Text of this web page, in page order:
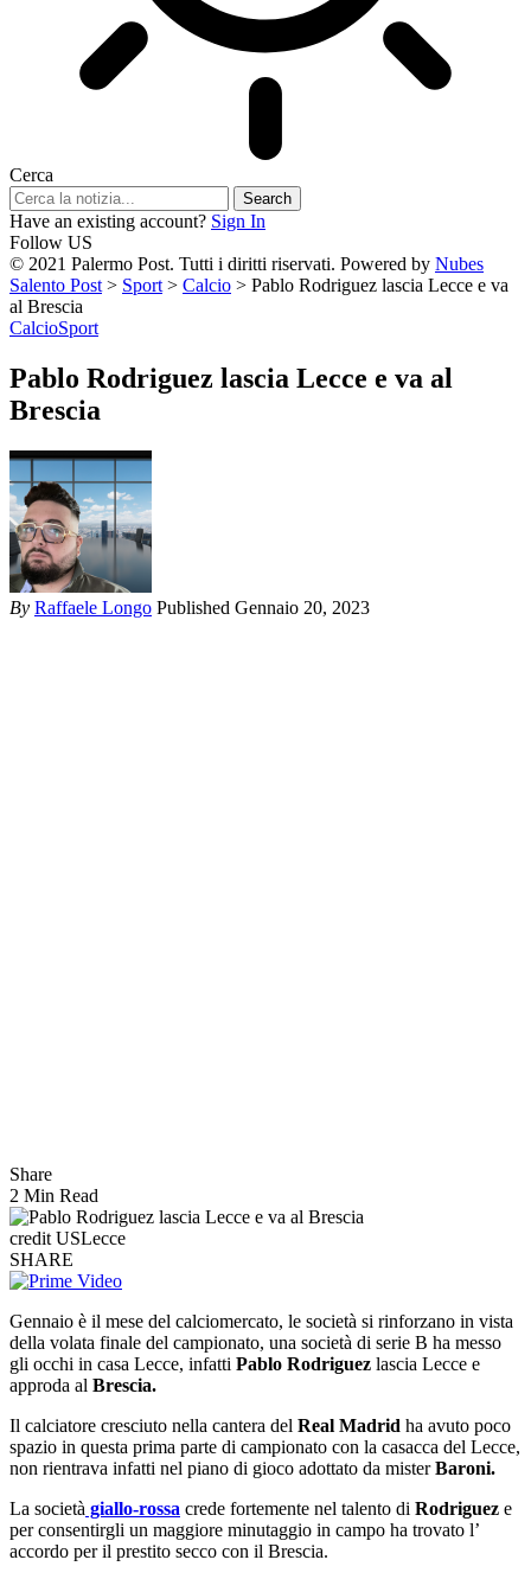
Cerca
Have an existing account? Sign In
Follow US
© 2021 Palermo Post. Tutti i diritti riservati. Powered by Nubes
Salento Post > Sport > Calcio > Pablo Rodriguez lascia Lecce e va
al Brescia
CalcioSport
Pablo Rodriguez lascia Lecce e va al
Brescia
By Raffaele Longo Published Gennaio 20, 2023
Share
2 Min Read
credit USLecce
SHARE
Gennaio è il mese del calciomercato, le società si rinforzano in vista
della volata finale del campionato, una società di serie B ha messo
gli occhi in casa Lecce, infatti Pablo Rodriguez lascia Lecce e
approda al Brescia.
Il calciatore cresciuto nella cantera del Real Madrid ha avuto poco
spazio in questa prima parte di campionato con la casacca del Lecce,
non rientrava infatti nel piano di gioco adottato da misterBaroni.
La società giallo-rossa crede fortemente nel talento di Rodriguez e
per consentirgli un maggiore minutaggio in campo ha trovato l’
accordo per il prestito secco con il Brescia.